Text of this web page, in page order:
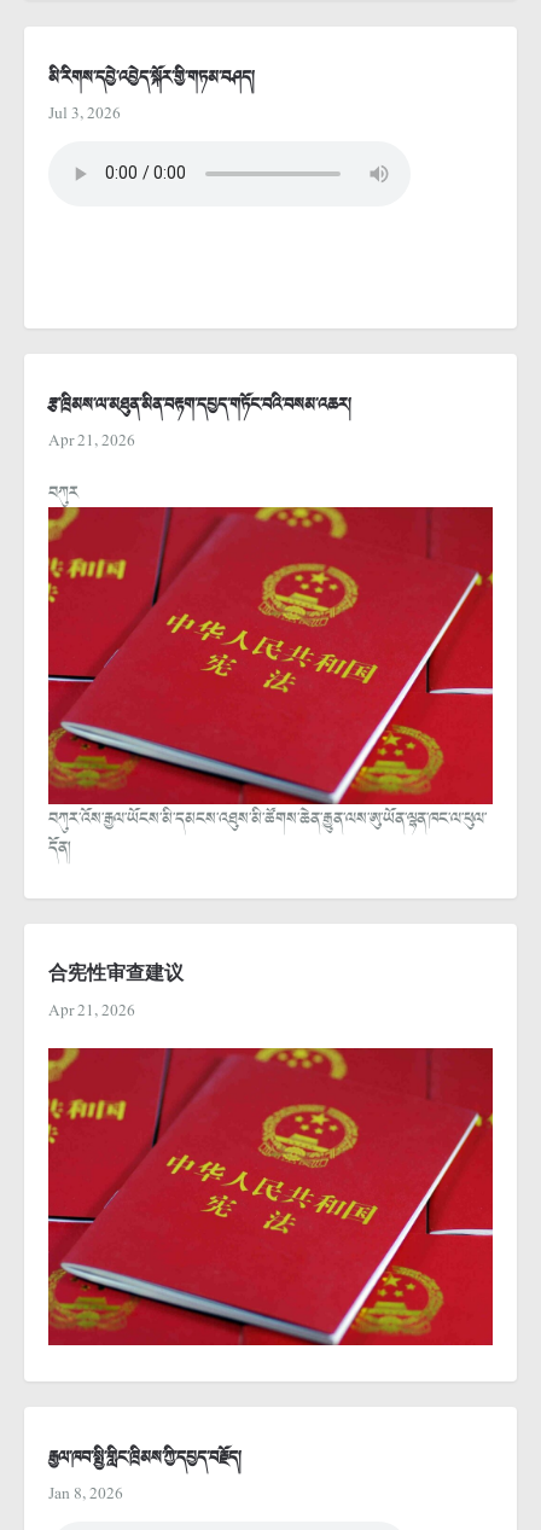
མི་རིགས་དབྱེ་འབྱེད་སྐོར་གྱི་གཏམ་བཤད།
Jul 3, 2026
རྩ་ཁྲིམས་ལ་མཐུན་མིན་བརྟག་དཔྱད་གཏོང་བའི་བསམ་འཆར།
Apr 21, 2026
བཀུར
བཀུར་འོས་རྒྱལ་ཡོངས་མི་དམངས་འཐུས་མི་ཚོགས་ཆེན་རྒྱུན་ལས་ཨུ་ཡོན་ལྷན་ཁང་ལ་ཕུལ་
དོན།
合宪性审查建议
Apr 21, 2026
རྒྱལ་ཁབ་སྤྱི་གླིང་ཁྲིམས་ཀྱི་དཔྱད་བརྗོད།
Jan 8, 2026